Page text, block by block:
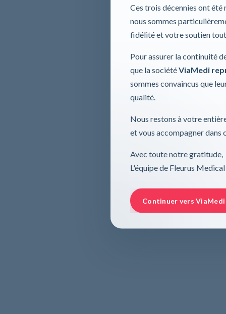
Ces trois décennies ont
nous sommes
fidélité et votre soutien
Pour assurer la continuité
que la sociétéViaMedi
sommes convaincus que
qualité.
Nous restons à votre
et vous accompagner dans
Avec toute notre gratitude,
L'équipe de Fleurus Medical
Continuer vers ViaMedi